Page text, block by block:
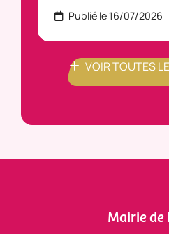
Publié le 16/07/2026
VOIR TOUTES
Mairie de